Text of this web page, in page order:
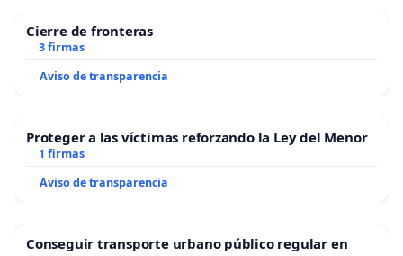
Cierre de fronteras
3 firmas
Aviso de transparencia
Proteger a las víctimas reforzando la Ley del Menor
1 firmas
Aviso de transparencia
Conseguir transporte urbano público regular en